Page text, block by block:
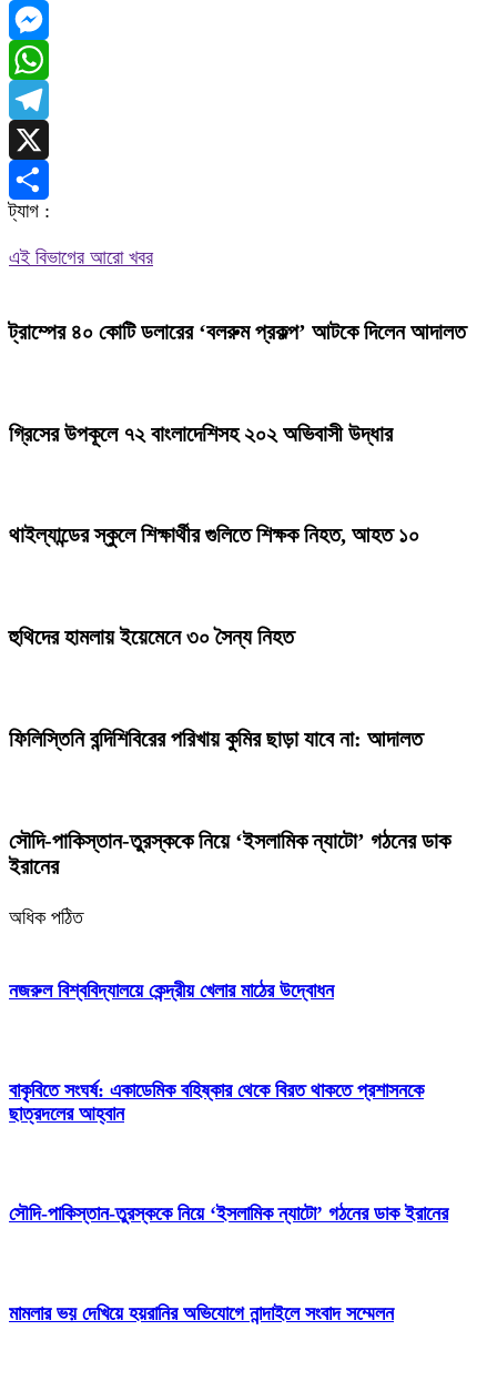
Facebook
Messenger
WhatsApp
Telegram
X
Share
ট্যাগ :
এই বিভাগের আরো খবর
ট্রাম্পের ৪০ কোটি ডলারের ‘বলরুম প্রকল্প’ আটকে দিলেন আদালত
গ্রিসের উপকূলে ৭২ বাংলাদেশিসহ ২০২ অভিবাসী উদ্ধার
থাইল্যান্ডের স্কুলে শিক্ষার্থীর গুলিতে শিক্ষক নিহত, আহত ১০
হুথিদের হামলায় ইয়েমেনে ৩০ সৈন্য নিহত
ফিলিস্তিনি বন্দিশিবিরের পরিখায় কুমির ছাড়া যাবে না: আদালত
সৌদি-পাকিস্তান-তুরস্ককে নিয়ে ‘ইসলামিক ন্যাটো’ গঠনের ডাক
ইরানের
অধিক পঠিত
নজরুল বিশ্ববিদ্যালয়ে কেন্দ্রীয় খেলার মাঠের উদ্বোধন
বাকৃবিতে সংঘর্ষ: একাডেমিক বহিষ্কার থেকে বিরত থাকতে প্রশাসনকে
ছাত্রদলের আহ্বান
সৌদি-পাকিস্তান-তুরস্ককে নিয়ে ‘ইসলামিক ন্যাটো’ গঠনের ডাক ইরানের
মামলার ভয় দেখিয়ে হয়রানির অভিযোগে নান্দাইলে সংবাদ সম্মেলন